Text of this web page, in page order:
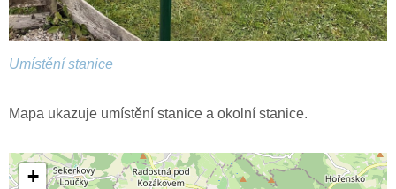
Umístění stanice
Mapa ukazuje umístění stanice a okolní stanice.
+